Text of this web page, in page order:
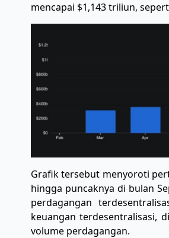
mencapai $1,143 triliun,
Grafik tersebut menyoroti
hingga puncaknya di bulan
perdagangan
keuangan terdesentralisasi,
volume perdagangan.